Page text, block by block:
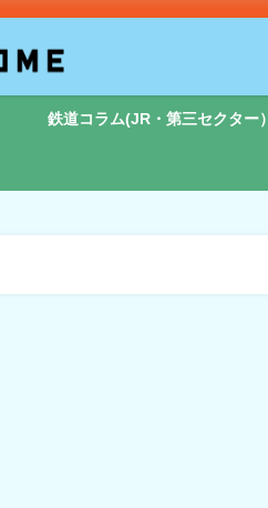
鉄道コラム(JR・第三セクター）